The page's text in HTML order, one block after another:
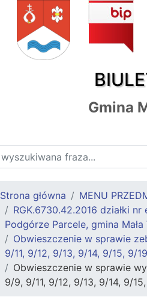
Gmina
Strona główna MENU
RGK.6730.42.2016 działki
Podgórze Parcele, gmina Mała
Obwieszczenie w sprawie
9/11, 9/12, 9/13, 9/14, 9/15, 9/
Obwieszczenie w sprawie
9/9, 9/11, 9/12, 9/13, 9/14, 9/